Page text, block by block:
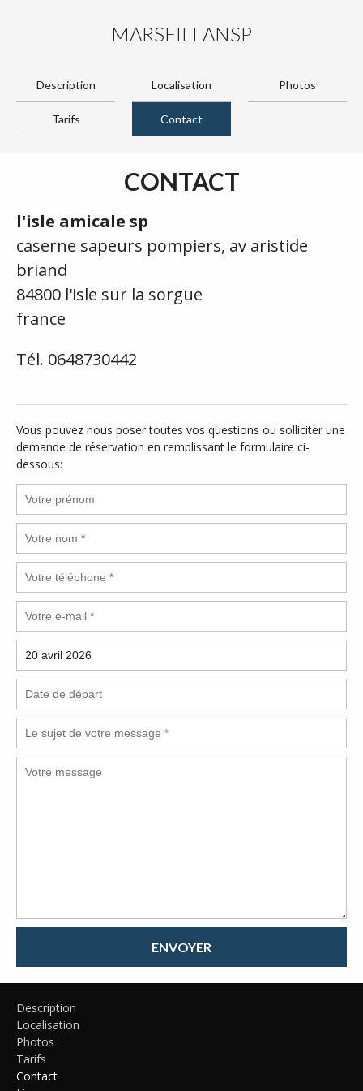
MARSEILLANSP
Description Localisation Photos
Tarifs Contact
CONTACT
l'isle amicale sp
caserne sapeurs pompiers, av aristide
briand
84800 l'isle sur la sorgue
france
Tél. 0648730442
Vous pouvez nous poser toutes vos questions ou solliciter une
demande de réservation en remplissant le formulaire ci-
dessous:
ENVOYER
Description
Localisation
Photos
Tarifs
Contact